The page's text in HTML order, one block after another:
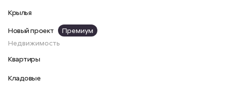
Крылья
Новый проект
Премиум
Недвижимость
Квартиры
Кладовые